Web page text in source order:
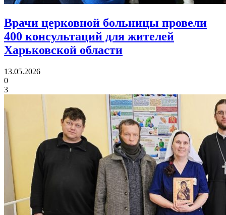
Врачи церковной больницы провели
400 консультаций для жителей
Харьковской области
13.05.2026
0
3